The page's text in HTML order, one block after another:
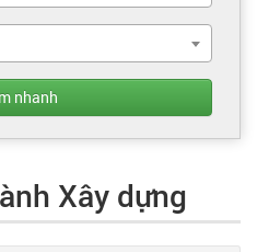
nhanh
Xây dựng